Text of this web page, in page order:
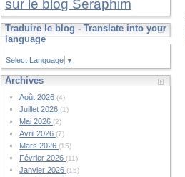
sur le blog Seraphim
Traduire le blog - Translate into your
language
Select Language ▼
Archives
Août 2026(4)
Juillet 2026(1)
Mai 2026(2)
Avril 2026(7)
Mars 2026(15)
Février 2026(11)
Janvier 2026(15)